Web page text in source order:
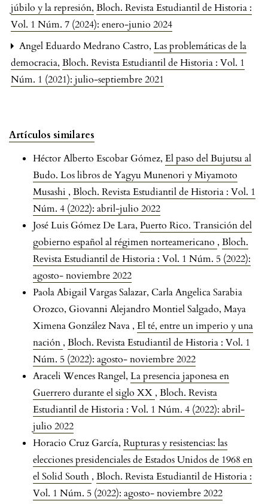
júbilo y la represión, Bloch. Revista Estudiantil de Historia :
Vol. 1 Núm. 7 (2024): enero-junio 2024
Angel Eduardo Medrano Castro, Las problemáticas de la
democracia, Bloch. Revista Estudiantil de Historia : Vol. 1
Núm. 1 (2021): julio-septiembre 2021
Artículos similares
Héctor Alberto Escobar Gómez, El paso del Bujutsu al
Budo. Los libros de Yagyu Munenori y Miyamoto
Musashi , Bloch. Revista Estudiantil de Historia : Vol. 1
Núm. 4 (2022): abril-julio 2022
José Luis Gómez De Lara, Puerto Rico. Transición del
gobierno español al régimen norteamericano , Bloch.
Revista Estudiantil de Historia : Vol. 1 Núm. 5 (2022):
agosto- noviembre 2022
Paola Abigail Vargas Salazar, Carla Angelica Sarabia
Orozco, Giovanni Alejandro Montiel Salgado, Maya
Ximena González Nava , El té, entre un imperio y una
nación , Bloch. Revista Estudiantil de Historia : Vol. 1
Núm. 5 (2022): agosto- noviembre 2022
Araceli Wences Rangel, La presencia japonesa en
Guerrero durante el siglo XX , Bloch. Revista
Estudiantil de Historia : Vol. 1 Núm. 4 (2022): abril-
julio 2022
Horacio Cruz García, Rupturas y resistencias: las
elecciones presidenciales de Estados Unidos de 1968 en
el Solid South , Bloch. Revista Estudiantil de Historia :
Vol. 1 Núm. 5 (2022): agosto- noviembre 2022